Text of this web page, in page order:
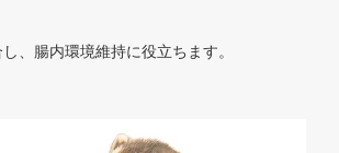
、腸内環境維持に役立ちます。